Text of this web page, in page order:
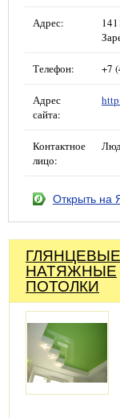
Адрес:
Телефон: +7
Адрес
сайта:
Контактное
лицо:
Открыть на
ГЛЯНЦЕВЫЕ
НАТЯЖНЫЕ
ПОТОЛКИ